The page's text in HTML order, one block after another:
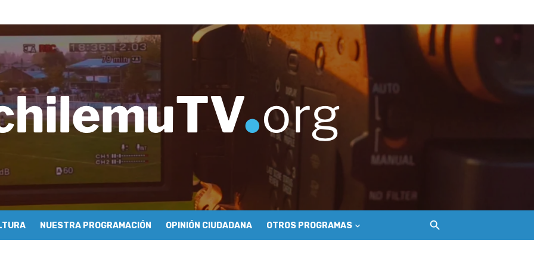
periodismo conocieron cómo se hace televisión comunitaria en Pichilemu
proyectan festivales y escuela comunitaria
y floricultura con María Lina Fermandois y Luis Polanco
inician la construcción participativa del Plan Local de Restauración del Secano Costero Nilahue
a sus finalistas en su segunda clasificatoria
03: lessons on flight – Cecilia Araneda
celebra 50 años de carrera en Pichilemu
frontal en Pichilemu junto al alcalde Roberto Córdova
suscriben convenio para esterilización de mascotas
NUESTRA PROGRAMACIÓN OPINIÓN CIUDADANA OTROS PROGRAMAS